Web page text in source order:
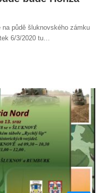
půdě šluknovského zámku
6/3/2020 tu…